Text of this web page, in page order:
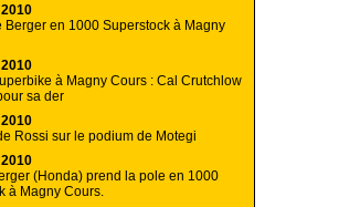
Berger en 1000 Superstock à Magny
à Magny Cours : Cal Crutchlow
sa der
Rossi sur le podium de Motegi
(Honda) prend la pole en 1000
à Magny Cours.